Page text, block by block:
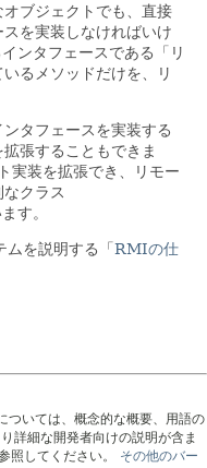
ブジェクトでも、直接
を実装しなければいけ
ンタフェースである「リ
るメソッドだけを、リ
タフェースを実装する
張することもできま
実装を拡張でき、リモー
クラス
す。
を説明する「RMIの仕
ついては、概念的な概要、用語の
詳細な開発者向けの説明が含ま
照してください。
その他のバー